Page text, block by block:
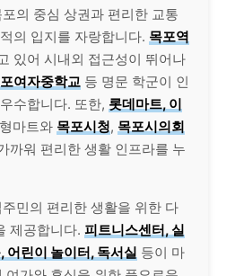
포의 중심 상권과 편리한 교통
의 입지를 자랑합니다. 목포역
있어 시내외 접근성이 뛰어나
여자중학교 등 명문 학군이 인
수합니다. 또한, 롯데마트, 이
마트와 목포시청, 목포시의회
까워 편리한 생활 인프라를 누
민의 편리한 생활을 위한 다
제공합니다. 피트니스센터, 실
어린이 놀이터, 독서실 등이 마